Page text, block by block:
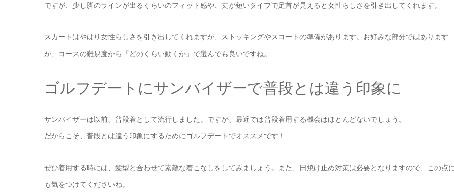
ですが、少し脚のラインが出るくらいのフィット感や、丈が短いタイプで足首が見えると女性らしさを引き出してくれます。
スカートはやはり女性らしさを引き出してくれますが、ストッキングやスコートの準備があります。お好みな部分ではあります
が、コースの難易度から「どのくらい動くか」で選んでも良いですね。
ゴルフデートにサンバイザーで普段とは違う印象に
サンバイザーは以前、普段着として流行しました。ですが、最近では普段着用する機会はほとんどないでしょう。
だからこそ、普段とは違う印象にするためにゴルフデートでオススメです！
ぜひ着用する時には、髪型と合わせて素敵な着こなしをしてみましょう。また、日焼け止め対策は必要となりますので、この点
も気をつけてくださいね。